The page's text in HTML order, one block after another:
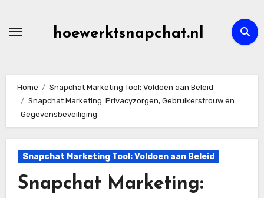
hoewerktsnapchat.nl
Home
Snapchat Marketing Tool: Voldoen aan Beleid
Snapchat Marketing: Privacyzorgen, Gebruikerstrouw en
Gegevensbeveiliging
Snapchat Marketing Tool: Voldoen aan Beleid
Snapchat Marketing: